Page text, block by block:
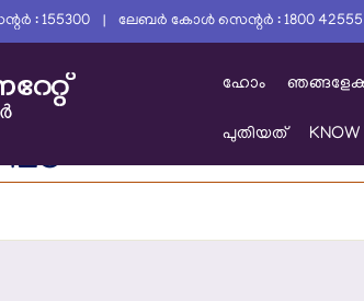
: 155300 | ലേബർ കോൾ സെന്റർ : 1800 42555
ഹോം
പുതിയത്